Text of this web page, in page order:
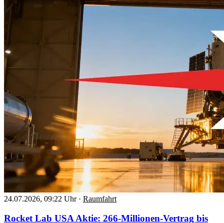
24.07.2026, 09:22 Uhr · Raumfahrt
Rocket Lab USA Aktie: 266-Millionen-Vertrag bis